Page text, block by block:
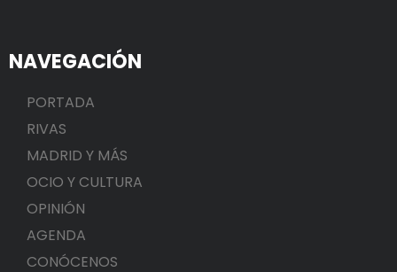
NAVEGACIÓN
PORTADA
RIVAS
MADRID Y MÁS
OCIO Y CULTURA
OPINIÓN
AGENDA
CONÓCENOS